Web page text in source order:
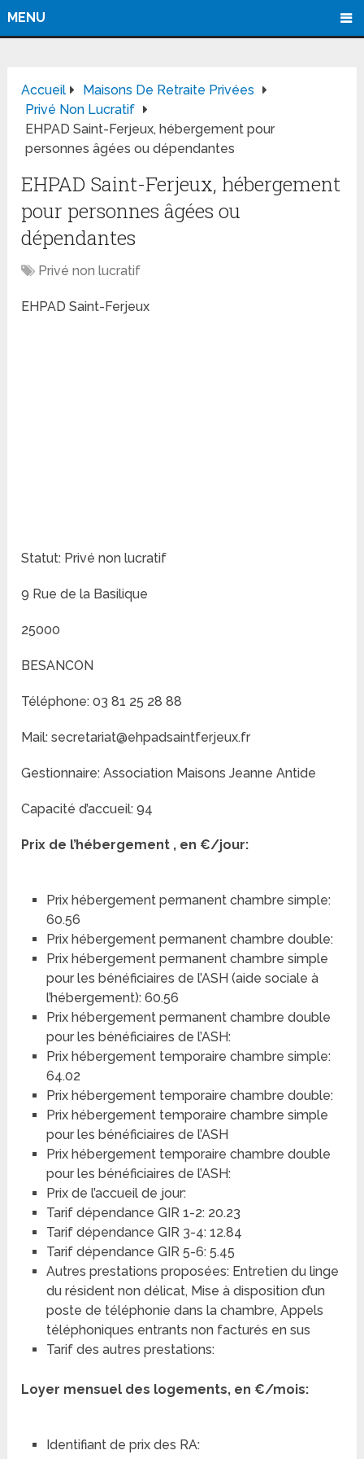
MENU
Accueil
Maisons De Retraite Privées
Privé Non Lucratif
EHPAD Saint-Ferjeux, hébergement pour
personnes âgées ou dépendantes
EHPAD Saint-Ferjeux, hébergement
pour personnes âgées ou
dépendantes
Privé non lucratif
EHPAD Saint-Ferjeux
Statut: Privé non lucratif
9 Rue de la Basilique
25000
BESANCON
Téléphone: 03 81 25 28 88
Mail: secretariat@ehpadsaintferjeux.fr
Gestionnaire: Association Maisons Jeanne Antide
Capacité d’accueil: 94
Prix de l’hébergement , en €/jour:
Prix hébergement permanent chambre simple:
60.56
Prix hébergement permanent chambre double:
Prix hébergement permanent chambre simple
pour les bénéficiaires de l’ASH (aide sociale à
l’hébergement): 60.56
Prix hébergement permanent chambre double
pour les bénéficiaires de l’ASH:
Prix hébergement temporaire chambre simple:
64.02
Prix hébergement temporaire chambre double:
Prix hébergement temporaire chambre simple
pour les bénéficiaires de l’ASH
Prix hébergement temporaire chambre double
pour les bénéficiaires de l’ASH:
Prix de l’accueil de jour:
Tarif dépendance GIR 1-2: 20.23
Tarif dépendance GIR 3-4: 12.84
Tarif dépendance GIR 5-6: 5.45
Autres prestations proposées: Entretien du linge
du résident non délicat, Mise à disposition d’un
poste de téléphonie dans la chambre, Appels
téléphoniques entrants non facturés en sus
Tarif des autres prestations:
Loyer mensuel des logements, en €/mois:
Identifiant de prix des RA: